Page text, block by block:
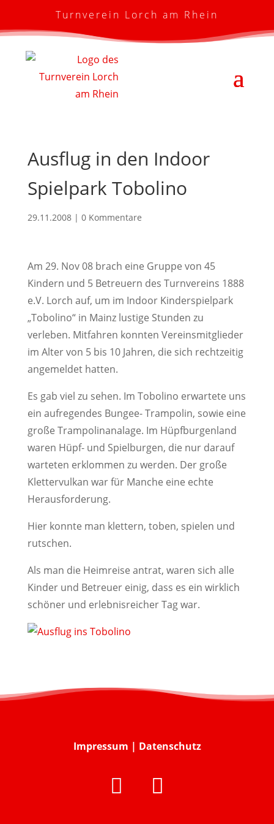
Turnverein Lorch am Rhein
Ausflug in den Indoor
Spielpark Tobolino
29.11.2008| 0 Kommentare
Am 29. Nov 08 brach eine Gruppe von 45
Kindern und 5 Betreuern des Turnvereins 1888
e.V. Lorch auf, um im Indoor Kinderspielpark
„Tobolino“ in Mainz lustige Stunden zu
verleben. Mitfahren konnten Vereinsmitglieder
im Alter von 5 bis 10 Jahren, die sich rechtzeitig
angemeldet hatten.
Es gab viel zu sehen. Im Tobolino erwartete uns
ein aufregendes Bungee- Trampolin, sowie eine
große Trampolinanalage. Im Hüpfburgenland
waren Hüpf- und Spielburgen, die nur darauf
warteten erklommen zu werden. Der große
Klettervulkan war für Manche eine echte
Herausforderung.
Hier konnte man klettern, toben, spielen und
rutschen.
Als man die Heimreise antrat, waren sich alle
Kinder und Betreuer einig, dass es ein wirklich
schöner und erlebnisreicher Tag war.
Impressum | Datenschutz
 